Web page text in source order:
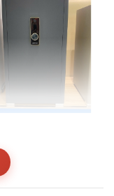
LB120PRO
Liberty LB120PRO